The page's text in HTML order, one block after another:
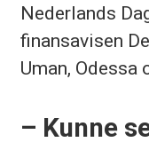
Nederlands
finansavisen De
Uman, Odessa
– Kunne